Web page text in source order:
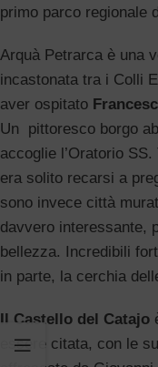
primo parco regionale
Arquà Petrarca è una
incastonata tra i Colli
aver ospitato
Un pittoresco borgo
accoglie l’Oratorio
era solito recarsi a
sono invece città
davvero interessante,
bellezza. Incredibili
in parte, la cerchia
Il Castello del Catajo
essere citata, con le